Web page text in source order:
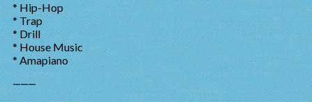
* Hip-Hop
* Trap
* Drill
* House Music
* Amapiano
⸻